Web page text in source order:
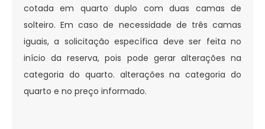
cotada em quarto duplo com duas camas de
solteiro. Em caso de necessidade de três camas
iguais, a solicitação específica deve ser feita no
início da reserva, pois pode gerar alterações na
categoria do quarto. alterações na categoria do
quarto e no preço informado.